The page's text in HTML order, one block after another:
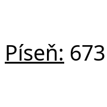
Píseň: 673